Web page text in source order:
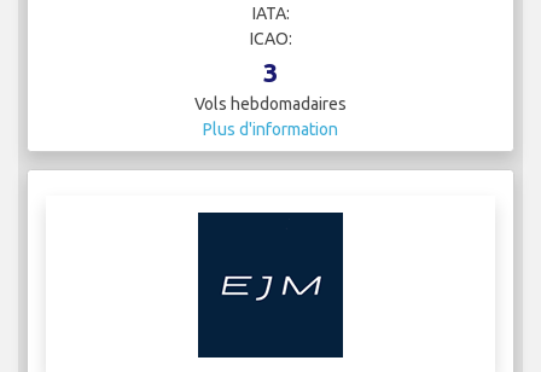
IATA:
ICAO:
3
Vols hebdomadaires
Plus d'information